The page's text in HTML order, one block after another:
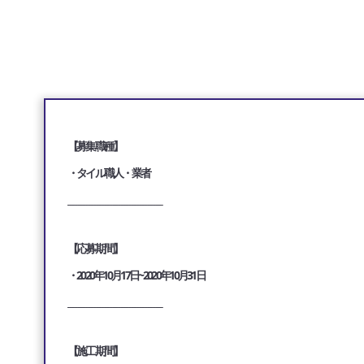
【募集職種】
・タイル職人・業者
【応募期間】
・2020年10月17日~2020年10月31日
【施工期間】